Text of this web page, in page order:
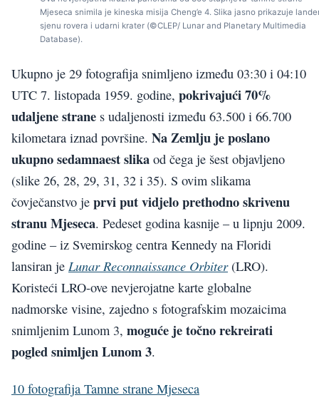
Mjeseca snimila je kineska misija Cheng’e 4. Slika jasno prikazuje
sjenu rovera i udarni krater (©CLEP/ Lunar and Planetary Multimedia
Database).
Ukupno je 29 fotografija snimljeno između 03:30 i 04:10
UTC 7. listopada 1959. godine, pokrivajući 70%
udaljene strane s udaljenosti između 63.500 i 66.700
kilometara iznad površine. Na Zemlju je poslano
ukupno sedamnaest slika od čega je šest objavljeno
(slike 26, 28, 29, 31, 32 i 35). S ovim slikama
čovječanstvo je prvi put vidjelo prethodno skrivenu
stranu Mjeseca. Pedeset godina kasnije – u lipnju 2009.
godine – iz Svemirskog centra Kennedy na Floridi
lansiran je Lunar Reconnaissance Orbiter(LRO).
Koristeći LRO-ove nevjerojatne karte globalne
nadmorske visine, zajedno s fotografskim mozaicima
snimljenim Lunom 3, moguće je točno rekreirati
pogled snimljen Lunom 3.
10 fotografija Tamne strane Mjeseca